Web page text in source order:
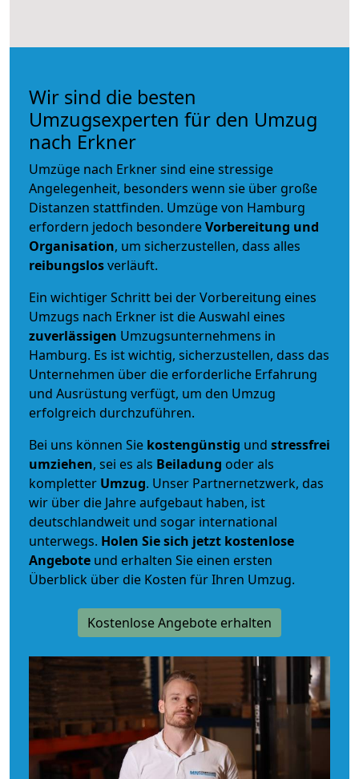
Wir sind die besten
Umzugsexperten für den Umzug
nach Erkner
Umzüge nach Erkner sind eine stressige
Angelegenheit, besonders wenn sie über große
Distanzen stattfinden. Umzüge von Hamburg
erfordern jedoch besondereVorbereitung und
Organisation, um sicherzustellen, dass alles
reibungslosverläuft.
Ein wichtiger Schritt bei der Vorbereitung eines
Umzugs nach Erkner ist die Auswahl eines
zuverlässigen Umzugsunternehmens in
Hamburg. Es ist wichtig, sicherzustellen, dass das
Unternehmen über die erforderliche Erfahrung
und Ausrüstung verfügt, um den Umzug
erfolgreich durchzuführen.
Bei uns können Sie kostengünstig und stressfrei
umziehen, sei es als Beiladung oder als
kompletter Umzug. Unser Partnernetzwerk, das
wir über die Jahre aufgebaut haben, ist
deutschlandweit und sogar international
unterwegs. Holen Sie sich jetzt kostenlose
Angebote und erhalten Sie einen ersten
Überblick über die Kosten für Ihren Umzug.
Kostenlose Angebote erhalten